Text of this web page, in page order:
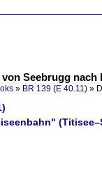
von Seebrugg
» BR 139 (E 40.11) »